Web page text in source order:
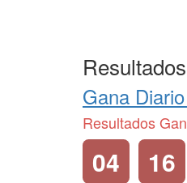
Gana
Resultados
04 16